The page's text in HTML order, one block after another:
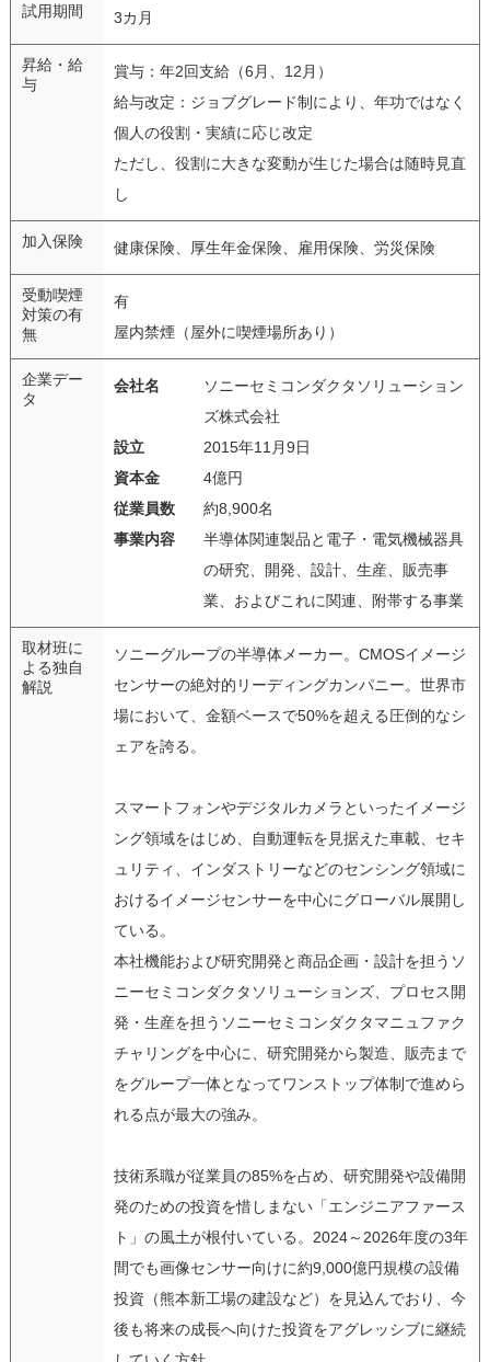
試用期間 3カ月
昇給・給
与
賞与：年2回支給（6月、12月）
給与改定：ジョブグレード制により、年功ではなく
個人の役割・実績に応じ改定
ただし、役割に大きな変動が生じた場合は随時見直
し
加入保険 健康保険、厚生年金保険、雇用保険、労災保険
受動喫煙
対策の有
無
有
屋内禁煙（屋外に喫煙場所あり）
企業デー
タ
会社名
ソニーセミコンダクタソリューション
ズ株式会社
設立
2015年11月9日
資本金
4億円
従業員数
約8,900名
事業内容
半導体関連製品と電子・電気機械器具
の研究、開発、設計、生産、販売事
業、およびこれに関連、附帯する事業
取材班に
よる独自
解説
ソニーグループの半導体メーカー。CMOSイメージ
センサーの絶対的リーディングカンパニー。世界市
場において、金額ベースで50%を超える圧倒的なシ
ェアを誇る。
スマートフォンやデジタルカメラといったイメージ
ング領域をはじめ、自動運転を見据えた車載、セキ
ュリティ、インダストリーなどのセンシング領域に
おけるイメージセンサーを中心にグローバル展開し
ている。
本社機能および研究開発と商品企画・設計を担うソ
ニーセミコンダクタソリューションズ、プロセス開
発・生産を担うソニーセミコンダクタマニュファク
チャリングを中心に、研究開発から製造、販売まで
をグループ一体となってワンストップ体制で進めら
れる点が最大の強み。
技術系職が従業員の85%を占め、研究開発や設備開
発のための投資を惜しまない「エンジニアファース
ト」の風土が根付いている。2024～2026年度の3年
間でも画像センサー向けに約9,000億円規模の設備
投資（熊本新工場の建設など）を見込んでおり、今
後も将来の成長へ向けた投資をアグレッシブに継続